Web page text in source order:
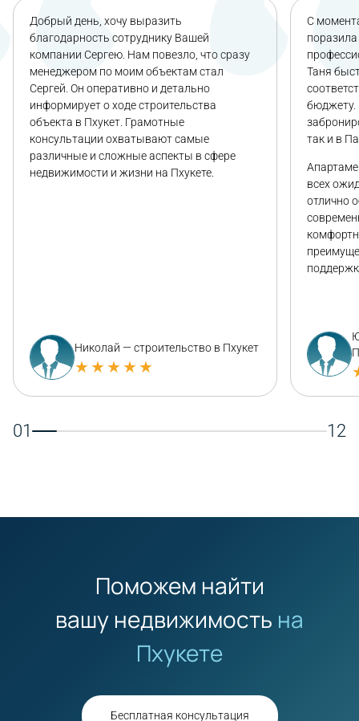
Добрый день, хочу выразить
благодарность сотруднику Вашей
компании Сергею. Нам повезло, что сразу
менеджером по моим объектам стал
Сергей. Он оперативно и детально
информирует о ходе строительства
объекта в Пхукет. Грамотные
консультации охватывают самые
различные и сложные аспекты в сфере
недвижимости и жизни на Пхукете.
Николай — строительство в Пхукет
★★★★★
С
Таня
бюджету.
так и в
всех
отлично
01 12
Поможем найти
вашу недвижимость на
Пхукете
Бесплатная консультация